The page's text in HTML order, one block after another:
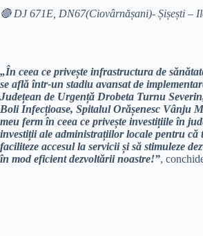
🔴 DJ 671E, DN67(Ciovârnășani)- Șișești –
„În ceea ce privește infrastructura de
se află într-un stadiu avansat de
Județean de Urgență Drobeta Turnu
Boli Infecțioase, Spitalul Orășenesc Vânju
meu ferm în ceea ce privește investițiile în
investiții ale administrațiilor locale pentru
faciliteze accesul la servicii și să stimuleze
în mod eficient dezvoltării noastre!”,